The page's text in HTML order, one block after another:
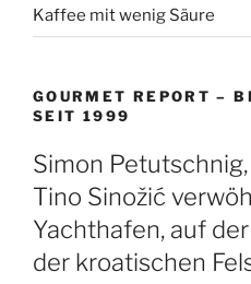
Kaffee mit wenig Säure
GOURMET REPORT –
SEIT 1999
Simon
Tino Sinožić
Yachthafen, auf
der kroatischen